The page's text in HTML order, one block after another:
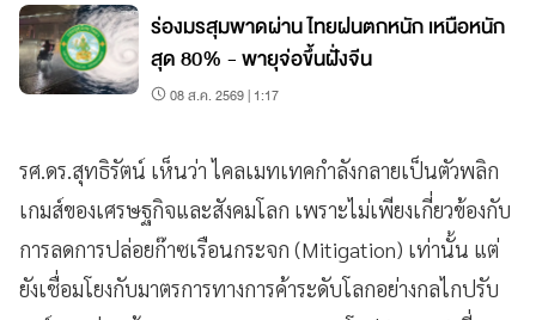
ร่องมรสุมพาดผ่าน ไทยฝนตกหนัก เหนือหนัก
สุด 80% - พายุจ่อขึ้นฝั่งจีน
08 ส.ค. 2569 | 1:17
รศ.ดร.สุทธิรัตน์ เห็นว่า ไคลเมทเทคกำลังกลายเป็นตัวพลิก
เกมส์ของเศรษฐกิจและสังคมโลก เพราะไม่เพียงเกี่ยวข้องกับ
การลดการปล่อยก๊าซเรือนกระจก (Mitigation) เท่านั้น แต่
ยังเชื่อมโยงกับมาตรการทางการค้าระดับโลกอย่างกลไกปรับ